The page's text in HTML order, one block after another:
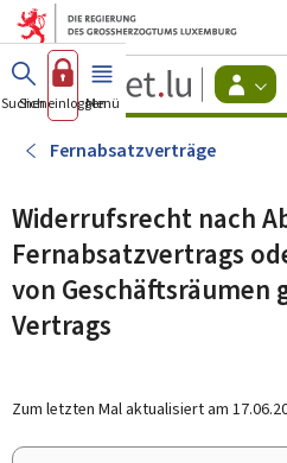
ZumZum
Guichet.lu
actif
Suchen
Sich einloggen
Menü Haupt-
Fernabsatzverträge
Widerrufsrecht nach
Fernabsatzvertrags
von Geschäftsräumen
Vertrags
Zum letzten Mal aktualisiert am